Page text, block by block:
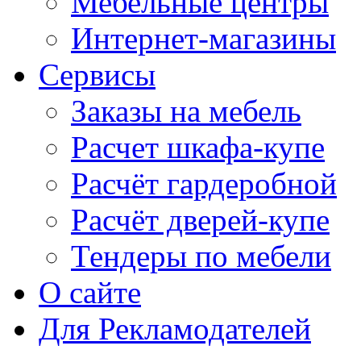
Интернет-магазины
Сервисы
Заказы на мебель
Расчет шкафа-купе
Расчёт гардеробной
Расчёт дверей-купе
Тендеры по мебели
О сайте
Для Рекламодателей